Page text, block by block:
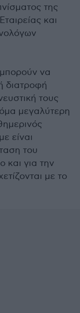
της
και
να
διατροφή
τους
μεγαλύτερη
είναι
του
και για την
με το